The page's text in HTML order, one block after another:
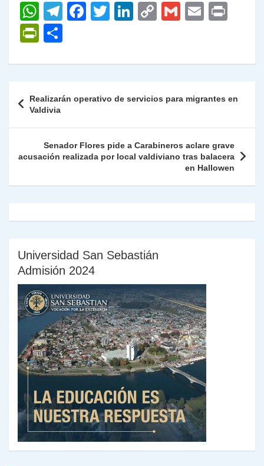
W
h
at
s
p
p
T
gr
m
F
e
o
o
k
T
er
Li
e
n
C
y
n
k
G
l
E
l
P
nt
Fr
ie
n
dl
y
m
p
ar
tir
de
entradas
Realizarán operativo de servicios para migrantes en
Valdivia
Senador Flores pide a Carabineros aclare grave
acusación realizada por local valdiviano tras balacera
en Hallowen
Universidad San Sebastián
Admisión 2024